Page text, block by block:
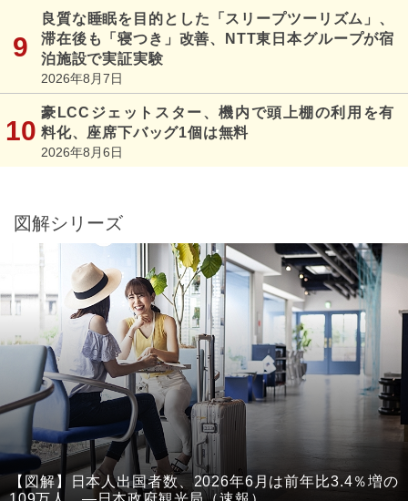
良質な睡眠を目的とした「スリープツーリズム」、
滞在後も「寝つき」改善、NTT東日本グループが宿
泊施設で実証実験
2026年8月7日
豪LCCジェットスター、機内で頭上棚の利用を有
料化、座席下バッグ1個は無料
2026年8月6日
図解シリーズ
【図解】日本人出国者数、2026年6月は前年比3.4％増の